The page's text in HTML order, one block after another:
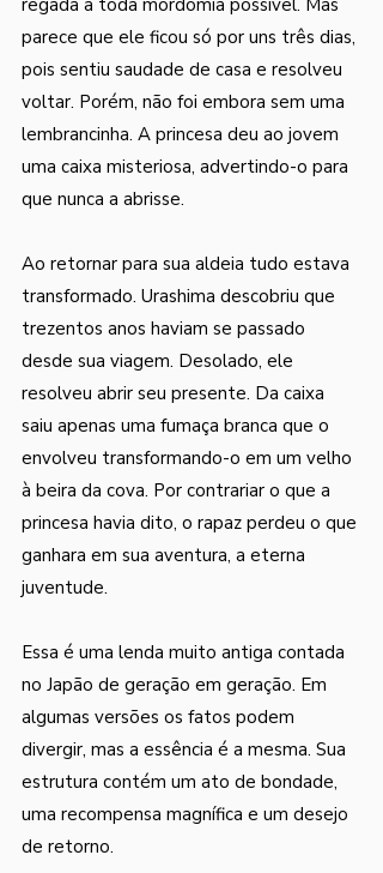
regada a toda mordomia possível. Mas
parece que ele ficou só por uns três dias,
pois sentiu saudade de casa e resolveu
voltar. Porém, não foi embora sem uma
lembrancinha. A princesa deu ao jovem
uma caixa misteriosa, advertindo-o para
que nunca a abrisse.
Ao retornar para sua aldeia tudo estava
transformado. Urashima descobriu que
trezentos anos haviam se passado
desde sua viagem. Desolado, ele
resolveu abrir seu presente. Da caixa
saiu apenas uma fumaça branca que o
envolveu transformando-o em um velho
à beira da cova. Por contrariar o que a
princesa havia dito, o rapaz perdeu o que
ganhara em sua aventura, a eterna
juventude.
Essa é uma lenda muito antiga contada
no Japão de geração em geração. Em
algumas versões os fatos podem
divergir, mas a essência é a mesma. Sua
estrutura contém um ato de bondade,
uma recompensa magnífica e um desejo
de retorno.